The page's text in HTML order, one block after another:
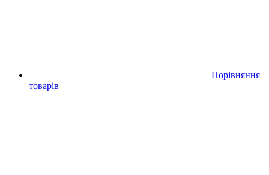
Порівняння
товарів